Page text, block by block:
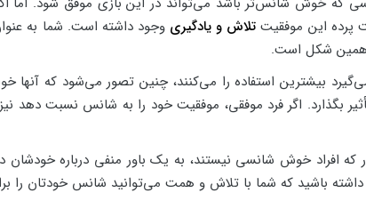
پرده این موفقیت تلاش و یادگیری وجود داشته است. شما به
همین شکل است.
بیشترین استفاده را می‌کنند، چنین تصور می‌شود که
بگذارد. اگر فرد موفقی، موفقیت خود را به شانس نسبت دهد
خوش شانسی نیستند، به یک باور منفی درباره خودشان
داشته باشید که شما با تلاش و همت می‌توانید شانس خودتان را